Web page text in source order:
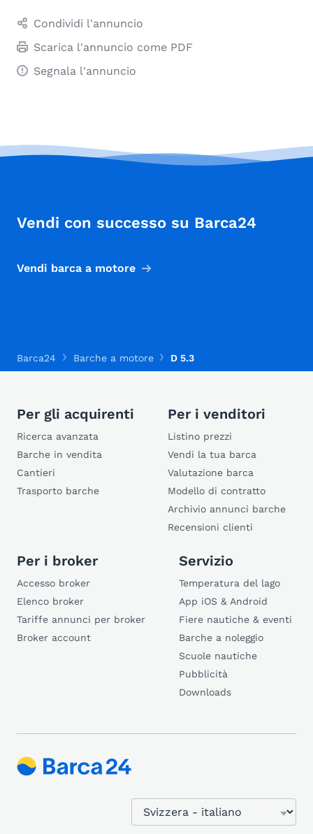
Condividi l'annuncio
Scarica l'annuncio come PDF
Segnala l'annuncio
Vendi con successo su Barca24
Vendi barca a motore
Barca24 Barche a motore D 5.3
Per gli acquirenti
Ricerca avanzata
Barche in vendita
Cantieri
Trasporto barche
Per i venditori
Listino prezzi
Vendi la tua barca
Valutazione barca
Modello di contratto
Archivio annunci barche
Recensioni clienti
Per i broker
Accesso broker
Elenco broker
Tariffe annunci per broker
Broker account
Servizio
Temperatura del lago
App iOS & Android
Fiere nautiche & eventi
Barche a noleggio
Scuole nautiche
Pubblicità
Downloads